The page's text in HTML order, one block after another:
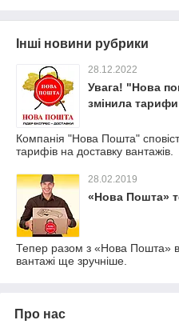
Інші новини рубрики
28.12.2022
Увага! "Нова
змінила
Компанія "Нова Пошта"
тарифів на доставку вантажів.
28.02.2019
«Нова Пошта»
Тепер разом з «Нова Пошта»
вантажі ще зручніше.
Про нас